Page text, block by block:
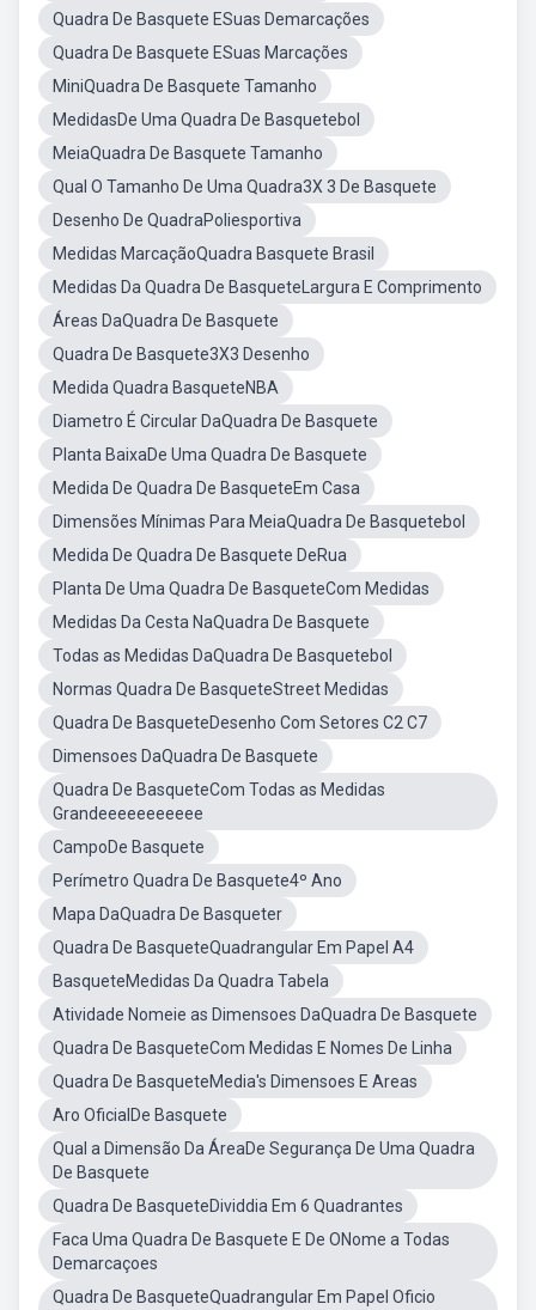
Quadra De Basquete ESuas Demarcações
Quadra De Basquete ESuas Marcações
MiniQuadra De Basquete Tamanho
MedidasDe Uma Quadra De Basquetebol
MeiaQuadra De Basquete Tamanho
Qual O Tamanho De Uma Quadra3X 3 De Basquete
Desenho De QuadraPoliesportiva
Medidas MarcaçãoQuadra Basquete Brasil
Medidas Da Quadra De BasqueteLargura E Comprimento
Áreas DaQuadra De Basquete
Quadra De Basquete3X3 Desenho
Medida Quadra BasqueteNBA
Diametro É Circular DaQuadra De Basquete
Planta BaixaDe Uma Quadra De Basquete
Medida De Quadra De BasqueteEm Casa
Dimensões Mínimas Para MeiaQuadra De Basquetebol
Medida De Quadra De Basquete DeRua
Planta De Uma Quadra De BasqueteCom Medidas
Medidas Da Cesta NaQuadra De Basquete
Todas as Medidas DaQuadra De Basquetebol
Normas Quadra De BasqueteStreet Medidas
Quadra De BasqueteDesenho Com Setores C2 C7
Dimensoes DaQuadra De Basquete
Quadra De BasqueteCom Todas as Medidas
Grandeeeeeeeeeee
CampoDe Basquete
Perímetro Quadra De Basquete4º Ano
Mapa DaQuadra De Basqueter
Quadra De BasqueteQuadrangular Em Papel A4
BasqueteMedidas Da Quadra Tabela
Atividade Nomeie as Dimensoes DaQuadra De Basquete
Quadra De BasqueteCom Medidas E Nomes De Linha
Quadra De BasqueteMedia's Dimensoes E Areas
Aro OficialDe Basquete
Qual a Dimensão Da ÁreaDe Segurança De Uma Quadra
De Basquete
Quadra De BasqueteDividdia Em 6 Quadrantes
Faca Uma Quadra De Basquete E De ONome a Todas
Demarcaçoes
Quadra De BasqueteQuadrangular Em Papel Oficio